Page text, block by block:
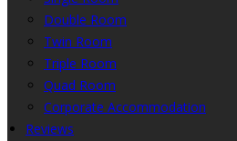
Double Room
Twin Room
Triple Room
Quad Room
Corporate Accommodation
Reviews